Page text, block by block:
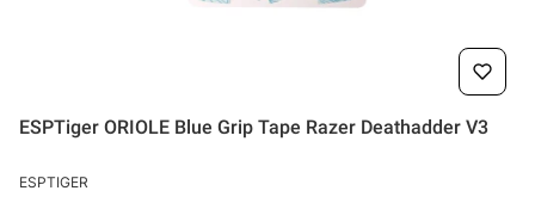
ESPTiger ORIOLE Blue Grip Tape Razer Deathadder V3
PRODUCENT
ESPTIGER